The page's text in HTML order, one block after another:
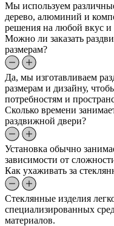
Мы используем
дерево, алюминий и
решения на любой вкус и
Можно ли заказать
размерам?
Да, мы изготавливаем
размерам и дизайну,
потребностям и
Сколько времени
раздвижной двери?
Установка обычно
зависимости от
Как ухаживать за
Стеклянные изделия
специализированных
материалов.